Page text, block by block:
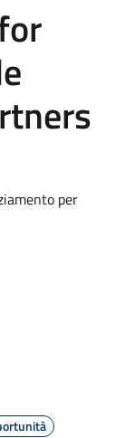
per